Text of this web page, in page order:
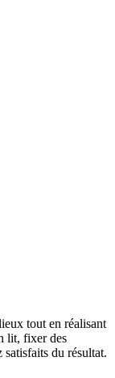
tout en réalisant
lit, fixer des
satisfaits du résultat.